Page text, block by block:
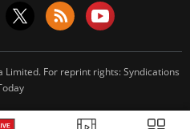
Limited. For reprint rights:Syndications